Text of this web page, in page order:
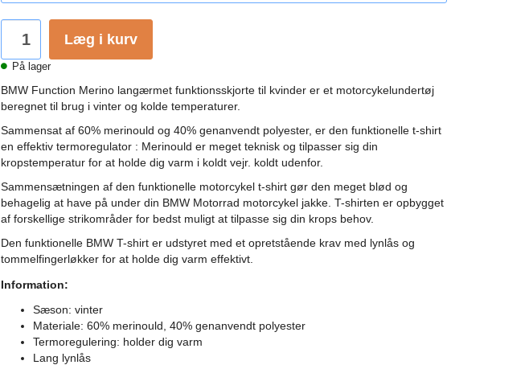
Læg i kurv
På lager
BMW Function Merino langærmet funktionsskjorte til kvinder er et motorcykelundertøj
beregnet til brug i vinter og kolde temperaturer.
Sammensat af 60% merinould og 40% genanvendt polyester, er den funktionelle t-shirt
en effektiv termoregulator : Merinould er meget teknisk og tilpasser sig din
kropstemperatur for at holde dig varm i koldt vejr. koldt udenfor.
Sammensætningen af ​​den funktionelle motorcykel t-shirt gør den meget blød og
behagelig at have på under din BMW Motorrad motorcykel jakke. T-shirten er opbygget
af forskellige strikområder for bedst muligt at tilpasse sig din krops behov.
Den funktionelle BMW T-shirt er udstyret med et opretstående krav med lynlås og
tommelfingerløkker for at holde dig varm effektivt.
Information:
Sæson: vinter
Materiale: 60% merinould, 40% genanvendt polyester
Termoregulering: holder dig varm
Lang lynlås